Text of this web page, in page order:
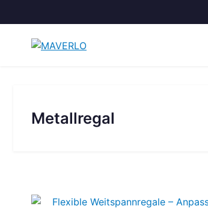
Inhalt
springen
Metallregal